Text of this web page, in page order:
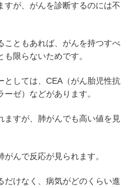
すが、がんを診断するのには不
こともあれば、がんを持つすべ
限らないためです。
としては、CEA（がん胎児性抗
ゼ）などがあります。
ますが、肺がんでも高い値を見
んで反応が見られます。
だけなく、病気がどのくらい進